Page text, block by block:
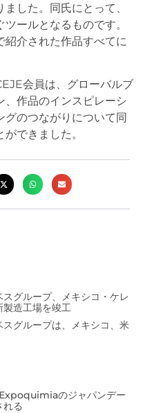
した。同氏にとって、
ールとなるものです。
紹介された作品すべてに
会員は、グローバルブ
、作品のインスピレーシ
グのつながりについて同
できました。
スグループ、メキシコ・ケレ
製造工場を竣工
スグループは、メキシコ、米
のジャパンデー
れる